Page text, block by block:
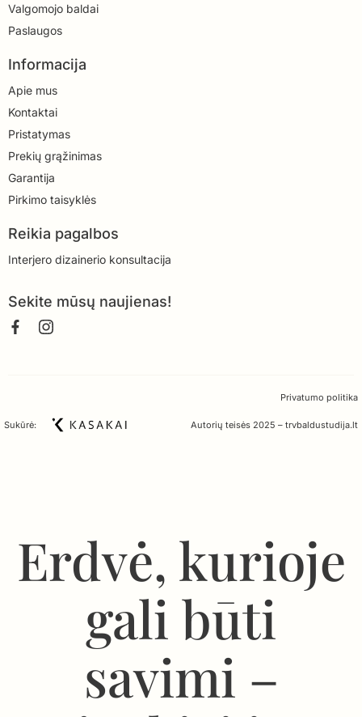
Valgomojo baldai
Paslaugos
Informacija
Apie mus
Kontaktai
Pristatymas
Prekių grąžinimas
Garantija
Pirkimo taisyklės
Reikia pagalbos
Interjero dizainerio konsultacija
Sekite mūsų naujienas!
Privatumo politika
Sukūrė: Autorių teisės 2025 – trvbaldustudija.lt
Erdvė, kurioje
gali būti
savimi –